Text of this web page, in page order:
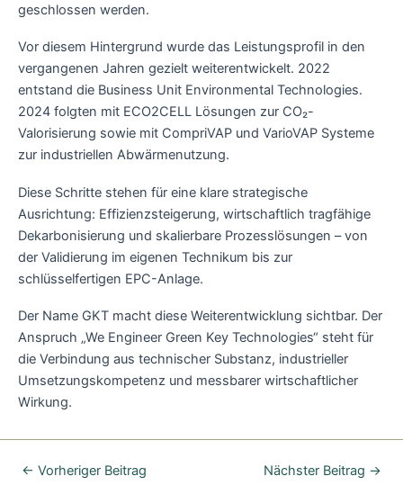
geschlossen werden.
Vor diesem Hintergrund wurde das Leistungsprofil in den
vergangenen Jahren gezielt weiterentwickelt. 2022
entstand die Business Unit Environmental Technologies.
2024 folgten mit ECO2CELL Lösungen zur CO₂-
Valorisierung sowie mit CompriVAP und VarioVAP Systeme
zur industriellen Abwärmenutzung.
Diese Schritte stehen für eine klare strategische
Ausrichtung: Effizienzsteigerung, wirtschaftlich tragfähige
Dekarbonisierung und skalierbare Prozesslösungen – von
der Validierung im eigenen Technikum bis zur
schlüsselfertigen EPC-Anlage.
Der Name GKT macht diese Weiterentwicklung sichtbar. Der
Anspruch „We Engineer Green Key Technologies“ steht für
die Verbindung aus technischer Substanz, industrieller
Umsetzungskompetenz und messbarer wirtschaftlicher
Wirkung.
← Vorheriger Beitrag Nächster Beitrag →